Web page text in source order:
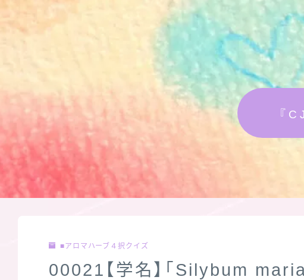
『
■アロマハーブ４択クイズ
00021【学名】「Silybum